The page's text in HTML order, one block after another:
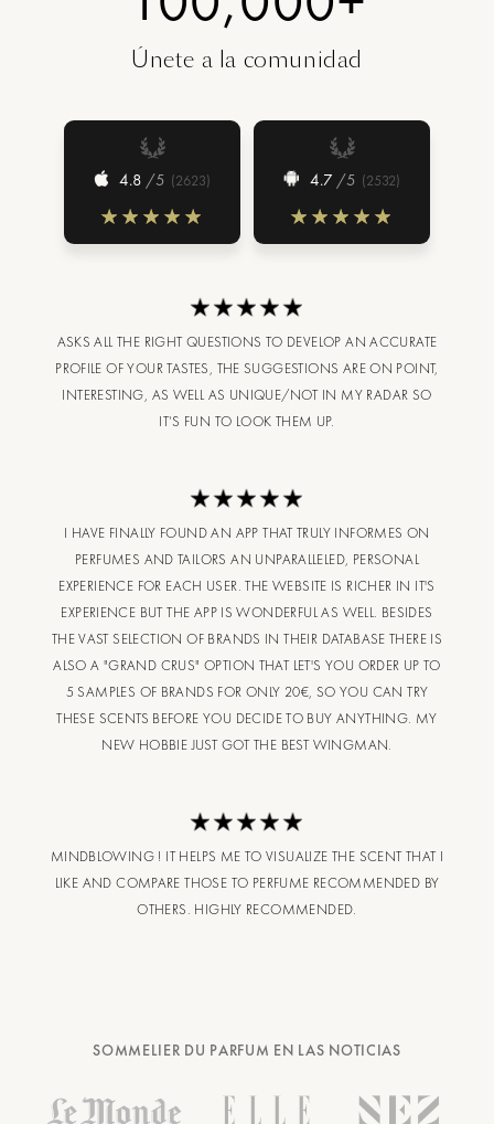
Únete a la comunidad
4.8 /5 (2623) 4.7 /5 (2532)
ASKS ALL THE RIGHT QUESTIONS TO DEVELOP AN ACCURATE
PROFILE OF YOUR TASTES, THE SUGGESTIONS ARE ON POINT,
INTERESTING, AS WELL AS UNIQUE/NOT IN MY RADAR SO
IT’S FUN TO LOOK THEM UP.
I HAVE FINALLY FOUND AN APP THAT TRULY INFORMES ON
PERFUMES AND TAILORS AN UNPARALLELED, PERSONAL
EXPERIENCE FOR EACH USER. THE WEBSITE IS RICHER IN IT'S
EXPERIENCE BUT THE APP IS WONDERFUL AS WELL. BESIDES
THE VAST SELECTION OF BRANDS IN THEIR DATABASE THERE IS
ALSO A "GRAND CRUS" OPTION THAT LET'S YOU ORDER UP TO
5 SAMPLES OF BRANDS FOR ONLY 20€, SO YOU CAN TRY
THESE SCENTS BEFORE YOU DECIDE TO BUY ANYTHING. MY
NEW HOBBIE JUST GOT THE BEST WINGMAN.
MINDBLOWING ! IT HELPS ME TO VISUALIZE THE SCENT THAT I
LIKE AND COMPARE THOSE TO PERFUME RECOMMENDED BY
OTHERS. HIGHLY RECOMMENDED.
SOMMELIER DU PARFUM EN LAS NOTICIAS